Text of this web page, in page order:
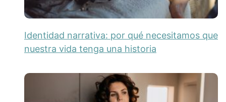
Identidad narrativa: por qué necesitamos que
nuestra vida tenga una historia